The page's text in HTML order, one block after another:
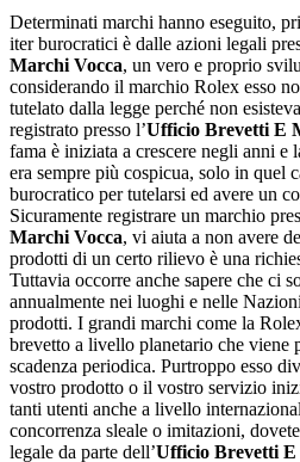
Determinati marchi hanno eseguito,
iter burocratici è dalle azioni legali
Marchi Vocca, un vero e proprio
considerando il marchio Rolex esso
tutelato dalla legge perché non
registrato presso l’Ufficio Brevetti E
fama è iniziata a crescere negli anni e
era sempre più cospicua, solo in quel
burocratico per tutelarsi ed avere un
Sicuramente registrare un marchio
Marchi Vocca, vi aiuta a non avere
prodotti di un certo rilievo è una
Tuttavia occorre anche sapere che ci
annualmente nei luoghi e nelle
prodotti. I grandi marchi come la
brevetto a livello planetario che viene
scadenza periodica. Purtroppo esso
vostro prodotto o il vostro servizio
tanti utenti anche a livello
concorrenza sleale o imitazioni,
legale da parte dell’Ufficio Brevetti